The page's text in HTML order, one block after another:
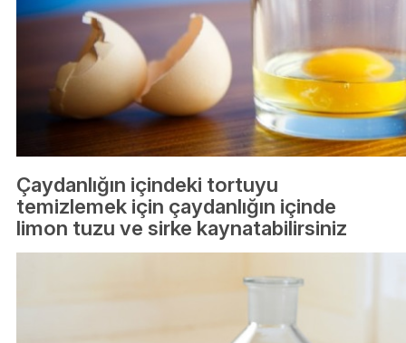
Çaydanlığın içindeki tortuyu
temizlemek için çaydanlığın içinde
limon tuzu ve sirke kaynatabilirsiniz